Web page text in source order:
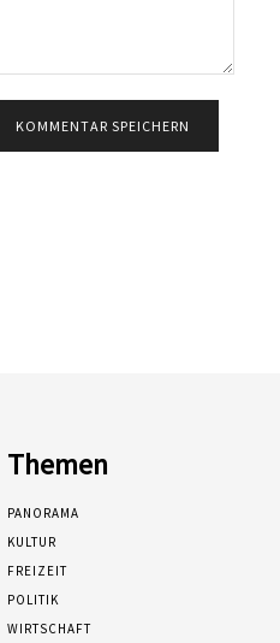
Themen
PANORAMA
KULTUR
FREIZEIT
POLITIK
WIRTSCHAFT